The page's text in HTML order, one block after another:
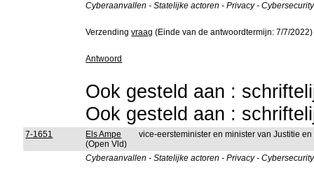
Cyberaanvallen - Statelijke actoren - Privacy -
Verzendingvraag (Einde van de antwoordtermijn: 7/7/2022)
Antwoord
Ook gesteld aan :
Ook gesteld aan :
7-1651
Els Ampe
(Open Vld)
vice-eersteminister en minister van Justitie
Cyberaanvallen - Statelijke actoren - Privacy -